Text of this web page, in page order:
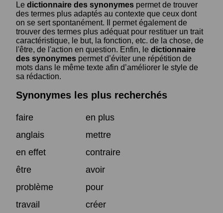
Le dictionnaire des synonymes permet de trouver
des termes plus adaptés au contexte que ceux dont
on se sert spontanément. Il permet également de
trouver des termes plus adéquat pour restituer un trait
caractéristique, le but, la fonction, etc. de la chose, de
l'être, de l'action en question. Enfin, le dictionnaire
des synonymes permet d’éviter une répétition de
mots dans le même texte afin d’améliorer le style de
sa rédaction.
Synonymes les plus recherchés
faire
en plus
anglais
mettre
en effet
contraire
être
avoir
problème
pour
travail
créer